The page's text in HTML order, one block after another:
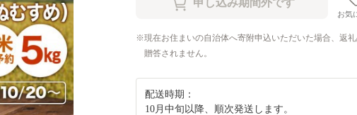
お気
現在お住まいの自治体へ寄附申込いただいた場合、返
贈答されません。
配送時期：
10月中旬以降、順次発送します。